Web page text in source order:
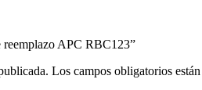
reemplazo APC RBC123”
Los campos obligatorios